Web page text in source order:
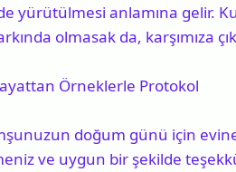
yürütülmesi anlamına gelir.
olmasak da, karşımıza
Örneklerle Protokol
doğum günü için
ve uygun bir şekilde